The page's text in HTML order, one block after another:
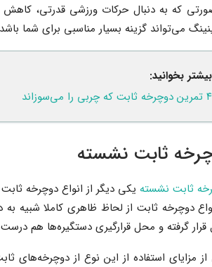
که به دنبال حرکات ورزشی قدرتی، کاهش
می‌تواند گزینه بسیار مناسبی برای شما
بیشتر بخوانید:
۴ تمرین دوچرخه ثابت که چربی را می‌سوزاند
ثابت نشسته
ثابت نشسته یکی دیگر از انواع دوچرخه
دوچرخه ثابت از لحاظ ظاهری کاملا شبیه
قرار گرفته و محل قرارگیری دستگیره‌ها هم
مزایای استفاده از این نوع از